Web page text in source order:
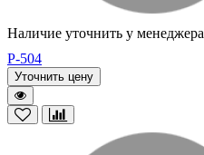
Наличие уточнить у менеджера
P-504
Уточнить цену